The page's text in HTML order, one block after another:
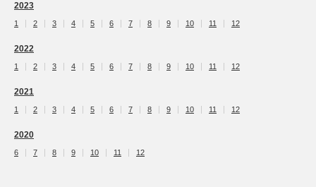
2023
1 2 3 4 5 6 7 8 9 10 11 12
2022
1 2 3 4 5 6 7 8 9 10 11 12
2021
1 2 3 4 5 6 7 8 9 10 11 12
2020
6 7 8 9 10 11 12